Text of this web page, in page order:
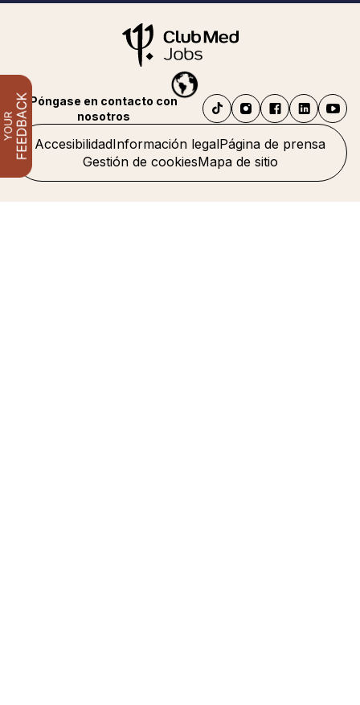
AccesibilidadInformación legalPágina de prensa
Gestión de cookiesMapa de sitio
Póngase en contacto con
nosotros